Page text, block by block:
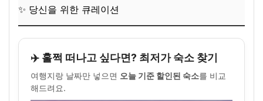
✨ 당신을 위한 큐레이션
✈️ 훌쩍 떠나고 싶다면? 최저가 숙소 찾기
여행지랑 날짜만 넣으면 오늘 기준 할인된 숙소를 비교
해드려요.